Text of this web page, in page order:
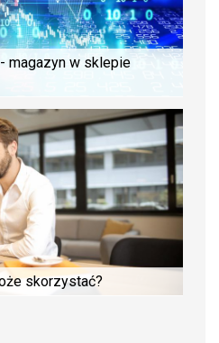
magazyn w sklepie
skorzystać?